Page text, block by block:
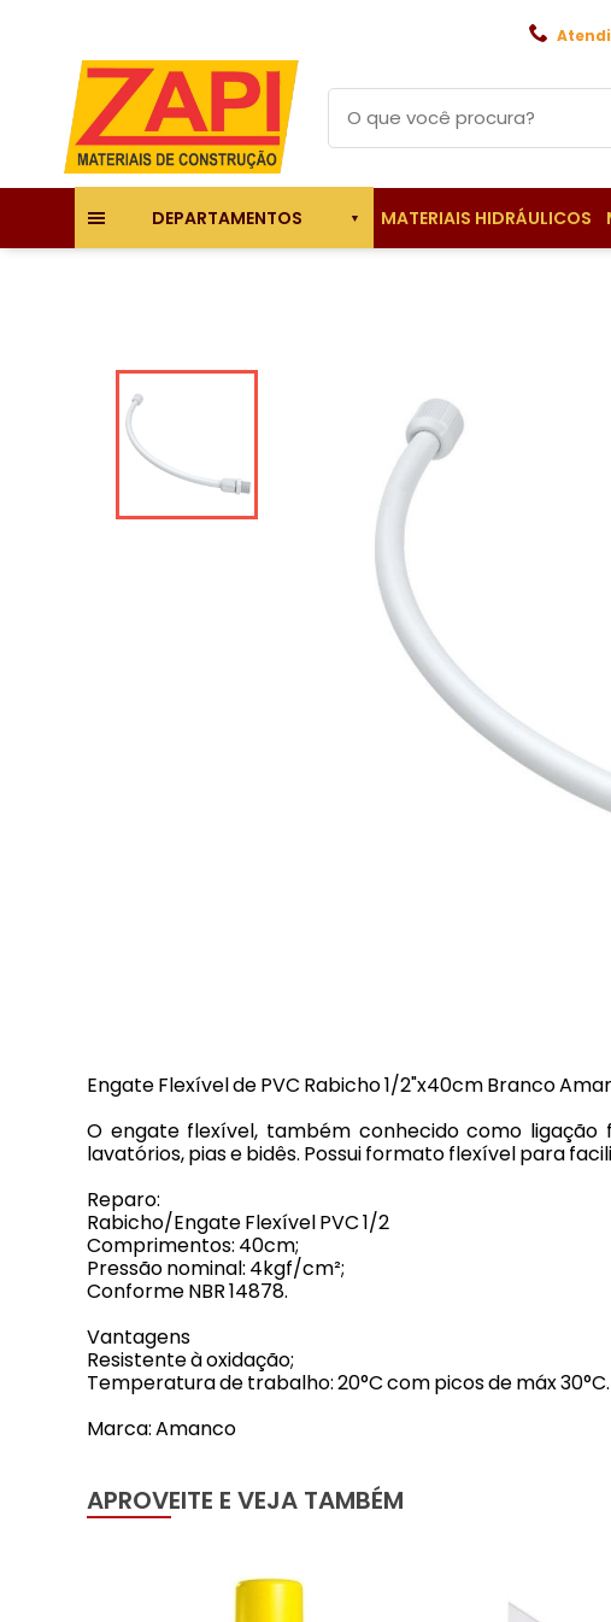
DEPARTAMENTOS MATERIAIS HIDRÁULICOS
Engate Flexível de PVC Rabicho 1/2"x40cm Branco
O engate flexível, também conhecido como ligação
lavatórios, pias e bidês. Possui formato flexível para
Reparo:
Rabicho/Engate Flexível PVC 1/2
Comprimentos: 40cm;
Pressão nominal: 4kgf/cm²;
Conforme NBR 14878.
Vantagens
Resistente à oxidação;
Temperatura de trabalho: 20°C com picos de máx 30°C.
Marca: Amanco
APROVEITE E VEJA TAMBÉM